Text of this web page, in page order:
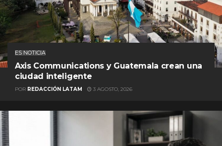
ES NOTICIA
Axis Communications y Guatemala crean una
ciudad inteligente
POR REDACCIÓN LATAM 3 AGOSTO, 2026